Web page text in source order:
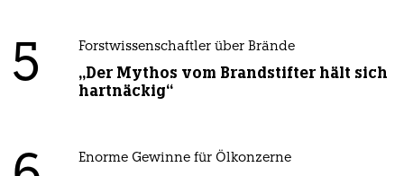
5 Forstwissenschaftler über Brände
„Der Mythos vom Brandstifter hält sich
hartnäckig“
Enorme Gewinne für Ölkonzerne